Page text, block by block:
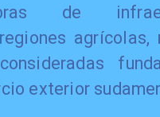
de
agrícolas,
exterior